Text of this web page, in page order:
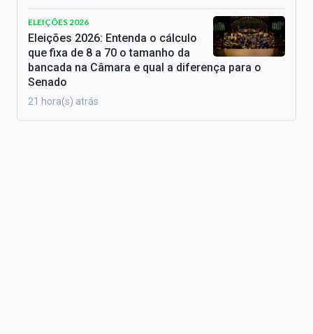
ELEIÇÕES 2026
Eleições 2026: Entenda o cálculo
que fixa de 8 a 70 o tamanho da
bancada na Câmara e qual a diferença para o
Senado
21 hora(s) atrás